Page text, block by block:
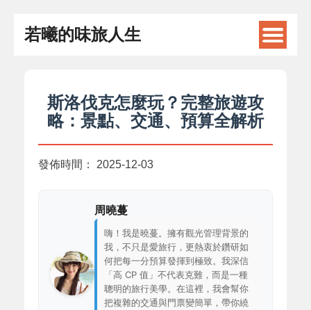
若曦的味旅人生
斯洛伐克怎麼玩？完整旅遊攻
略：景點、交通、預算全解析
發佈時間： 2025-12-03
周曉蔓
嗨！我是曉蔓。擁有觀光管理背景的
我，不只是愛旅行，更熱衷於鑽研如
何把每一分預算發揮到極致。我深信
「高 CP 值」不代表克難，而是一種
聰明的旅行美學。在這裡，我會幫你
把複雜的交通與門票變簡單，帶你繞